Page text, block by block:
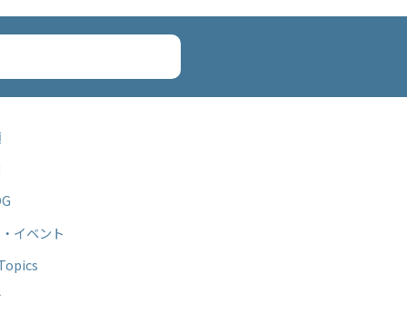
イベント